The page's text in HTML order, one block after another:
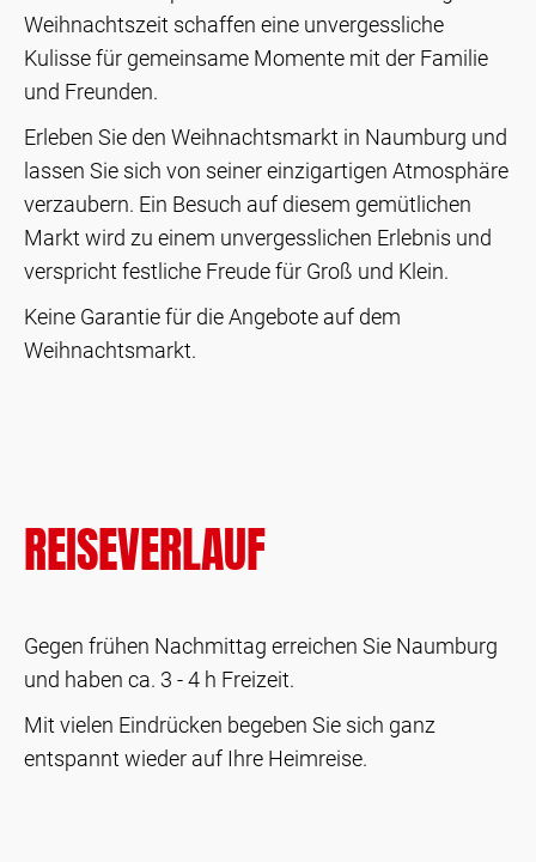
Weihnachtszeit schaffen eine unvergessliche
Kulisse für gemeinsame Momente mit der Familie
und Freunden.
Erleben Sie den Weihnachtsmarkt in Naumburg und
lassen Sie sich von seiner einzigartigen Atmosphäre
verzaubern. Ein Besuch auf diesem gemütlichen
Markt wird zu einem unvergesslichen Erlebnis und
verspricht festliche Freude für Groß und Klein.
Keine Garantie für die Angebote auf dem
Weihnachtsmarkt.
REISEVERLAUF
Gegen frühen Nachmittag erreichen Sie Naumburg
und haben ca. 3 - 4 h Freizeit.
Mit vielen Eindrücken begeben Sie sich ganz
entspannt wieder auf Ihre Heimreise.